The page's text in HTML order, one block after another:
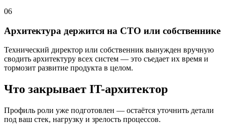
06
Архитектура держится на CTO или собственнике
Технический директор или собственник вынужден вручную
сводить архитектуру всех систем — это съедает их время и
тормозит развитие продукта в целом.
Что закрывает IT-архитектор
Профиль роли уже подготовлен — остаётся уточнить детали
под ваш стек, нагрузку и зрелость процессов.